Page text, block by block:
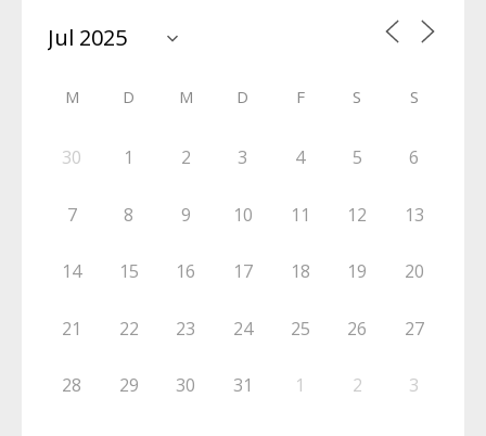
M D M D F S S
30 1 2 3 4 5 6
7 8 9 10 11 12 13
14 15 16 17 18 19 20
21 22 23 24 25 26 27
28 29 30 31 1 2 3